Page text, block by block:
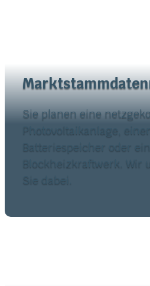
Sie planen eine
Photovoltaikanlage, einen
Batteriespeicher oder ein
Blockheizkraftwerk.
Wir
Sie dabei.